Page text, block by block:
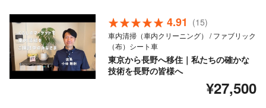
4.91 (15)
車内清掃（車内クリーニング） / ファブリック
（布）シート車
東京から長野へ移住｜私たちの確かな
技術を長野の皆様へ
¥27,500